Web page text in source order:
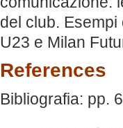
del club.
U23 e Milan
References
Bibliografia: pp.